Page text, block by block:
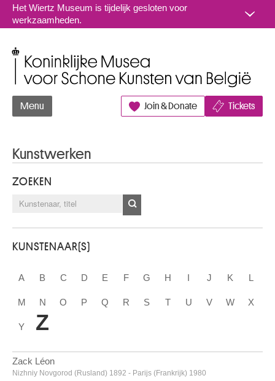
Naar inhoud
Het Wiertz Museum is tijdelijk gesloten voor
werkzaamheden.
Menu Join & Donate Tickets
Kunstwerken
ZOEKEN
KUNSTENAAR(S)
A B C D E F G H I J K L
M N O P Q R S T U V W X
Y Z
Zack Léon
Nizhniy Novgorod (Rusland) 1892 - Parijs (Frankrijk) 1980